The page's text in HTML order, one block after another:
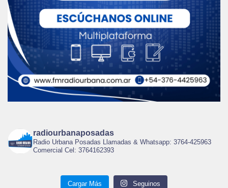
radiourbanaposadas
Radio Urbana Posadas Llamadas & Whatsapp: 3764-425963
Comercial Cel: 3764162393
Cargar Más Seguinos